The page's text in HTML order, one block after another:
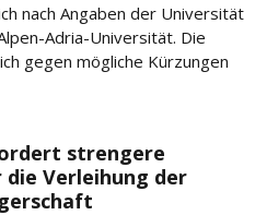
nach Angaben der Universität
Adria-Universität. Die
gegen mögliche Kürzungen
strengere
die Verleihung der